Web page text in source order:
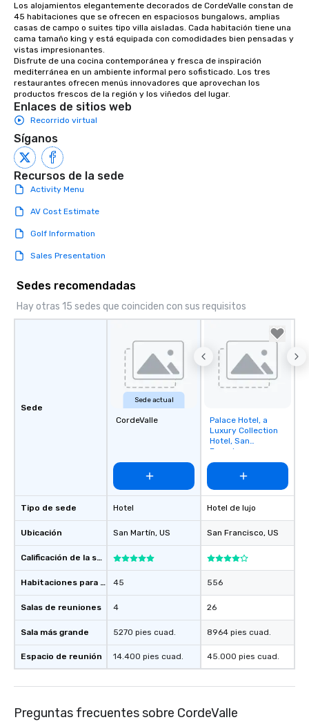
Los alojamientos elegantemente decorados de CordeValle constan de
45 habitaciones que se ofrecen en espaciosos bungalows, amplias
casas de campo o suites tipo villa aisladas. Cada habitación tiene una
cama tamaño king y está equipada con comodidades bien pensadas y
vistas impresionantes.
Disfrute de una cocina contemporánea y fresca de inspiración
mediterránea en un ambiente informal pero sofisticado. Los tres
restaurantes ofrecen menús innovadores que aprovechan los
productos frescos de la región y los viñedos del lugar.
Enlaces de sitios web
Recorrido virtual
Síganos
Recursos de la sede
Activity Menu
AV Cost Estimate
Golf Information
Sales Presentation
Sedes recomendadas
Hay otras 15 sedes que coinciden con sus requisitos
Sede
Tipo de sede
Ubicación
Calificación de la sede
Habitaciones para huéspedes
Salas de reuniones
Sala más grande
Espacio de reunión
Sede actual
CordeValle
Hotel
San Martín, US
45
4
5270 pies cuad.
14.400 pies cuad.
Removed from
favorites
Palace Hotel, a
Luxury Collection
Hotel, San
Francisco
Hotel de lujo
San Francisco, US
556
26
8964 pies cuad.
45.000 pies cuad.
Preguntas frecuentes sobre CordeValle